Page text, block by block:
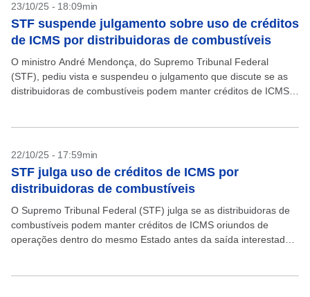
23/10/25 - 18:09min
STF suspende julgamento sobre uso de créditos
de ICMS por distribuidoras de combustíveis
O ministro André Mendonça, do Supremo Tribunal Federal
(STF), pediu vista e suspendeu o julgamento que discute se as
distribuidoras de combustíveis podem manter créditos de ICMS
22/10/25 - 17:59min
STF julga uso de créditos de ICMS por
distribuidoras de combustíveis
O Supremo Tribunal Federal (STF) julga se as distribuidoras de
combustíveis podem manter créditos de ICMS oriundos de
operações dentro do mesmo Estado antes da saída interestadual